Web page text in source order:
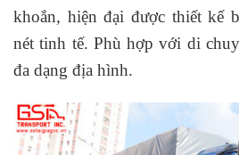
khoắn, hiện đại được thiết kế
nét tinh tế. Phù hợp với di
đa dạng địa hình.